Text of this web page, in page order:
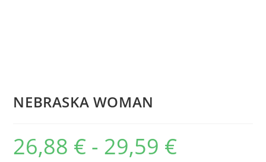
NEBRASKA WOMAN
26,88 € - 29,59 €